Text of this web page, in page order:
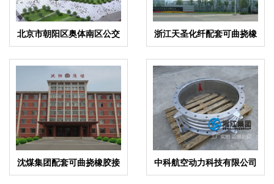
北京市朝阳区奥体南区公交
奥体东站项目弹簧减振器案
例
浙江天圣化纤配套可曲挠橡
胶接头案例
沈煤集团配套可曲挠橡胶接
头案例
中科航空动力科技有限公司
配套波纹补偿器案例